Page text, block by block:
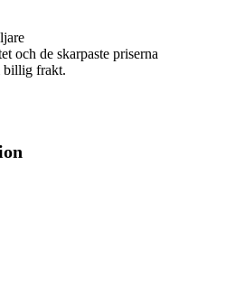
och de skarpaste priserna
billig frakt.